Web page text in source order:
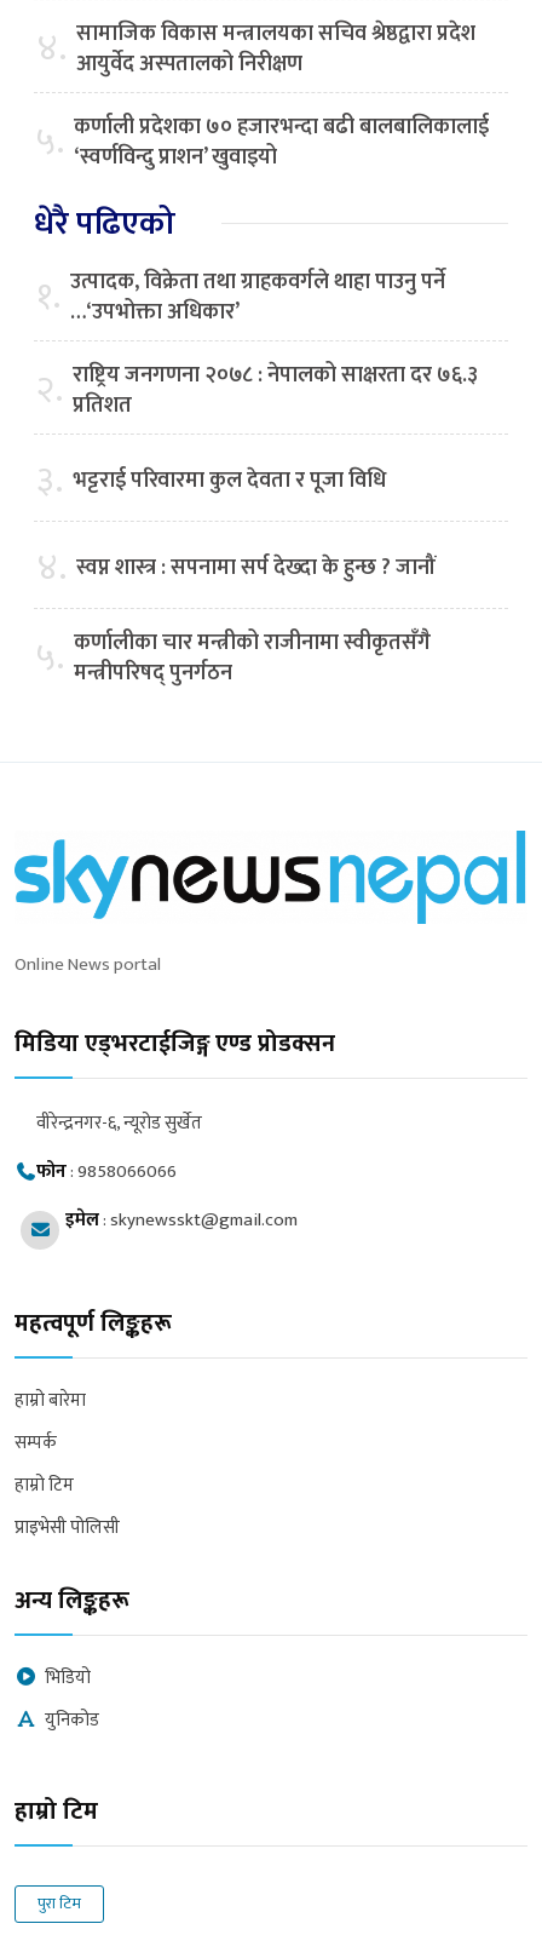
४. सामाजिक विकास मन्त्रालयका सचिव श्रेष्ठद्वारा प्रदेश
आयुर्वेद अस्पतालको निरीक्षण
५. कर्णाली प्रदेशका ७० हजारभन्दा बढी बालबालिकालाई
‘स्वर्णविन्दु प्राशन’ खुवाइयो
धेरै पढिएको
१. उत्पादक, विक्रेता तथा ग्राहकवर्गले थाहा पाउनु पर्ने
…‘उपभोक्ता अधिकार’
२. राष्ट्रिय जनगणना २०७८ : नेपालको साक्षरता दर ७६.३
प्रतिशत
३. भट्टराई परिवारमा कुल देवता र पूजा विधि
४. स्वप्न शास्त्र : सपनामा सर्प देख्दा के हुन्छ ? जानौं
५. कर्णालीका चार मन्त्रीको राजीनामा स्वीकृतसँगै
मन्त्रीपरिषद् पुनर्गठन
Online News portal
मिडिया एड्भरटाईजिङ्ग एण्ड प्रोडक्सन
वीरेन्द्रनगर-६, न्यूरोड सुर्खेत
फोन:9858066066
इमेल:skynewsskt@gmail.com
महत्वपूर्ण लिङ्कहरू
हाम्रो बारेमा
सम्पर्क
हाम्रो टिम
प्राइभेसी पोलिसी
अन्य लिङ्कहरू
भिडियो
युनिकोड
हाम्रो टिम
पुरा टिम